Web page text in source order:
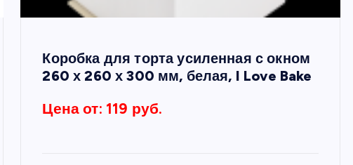
Коробка для торта усиленная с окном
260 х 260 х 300 мм, белая, I Love Bake
Цена от: 119 руб.